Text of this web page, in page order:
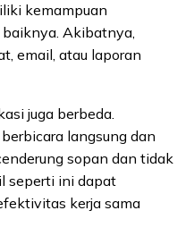
kemampuan
Akibatnya,
email, atau laporan
juga berbeda.
langsung dan
sopan dan tidak
seperti ini dapat
kerja sama